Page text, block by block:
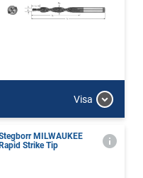
Visa
MILWAUKEE
Rapid Strike Tip